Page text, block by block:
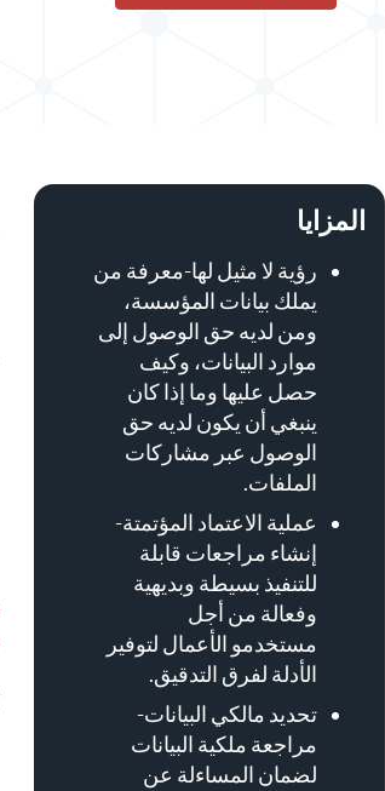
المزايا
رؤية لا مثيل لها-معرفة من
يملك بيانات المؤسسة،
ومن لديه حق الوصول إلى
موارد البيانات، وكيف
حصل عليها وما إذا كان
ينبغي أن يكون لديه حق
الوصول عبر مشاركات
الملفات.
عملية الاعتماد المؤتمتة-
إنشاء مراجعات قابلة
للتنفيذ بسيطة وبديهية
وفعالة من أجل
مستخدمو الأعمال لتوفير
الأدلة لفرق التدقيق.
تحديد مالكي البيانات-
مراجعة ملكية البيانات
لضمان المساءلة عن